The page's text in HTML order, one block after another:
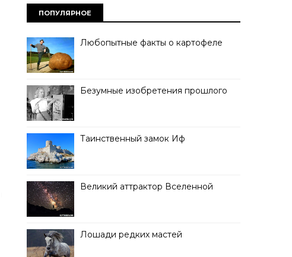
ПОПУЛЯРНОЕ
Любопытные факты о картофеле
Безумные изобретения прошлого
Таинственный замок Иф
Великий аттрактор Вселенной
Лошади редких мастей